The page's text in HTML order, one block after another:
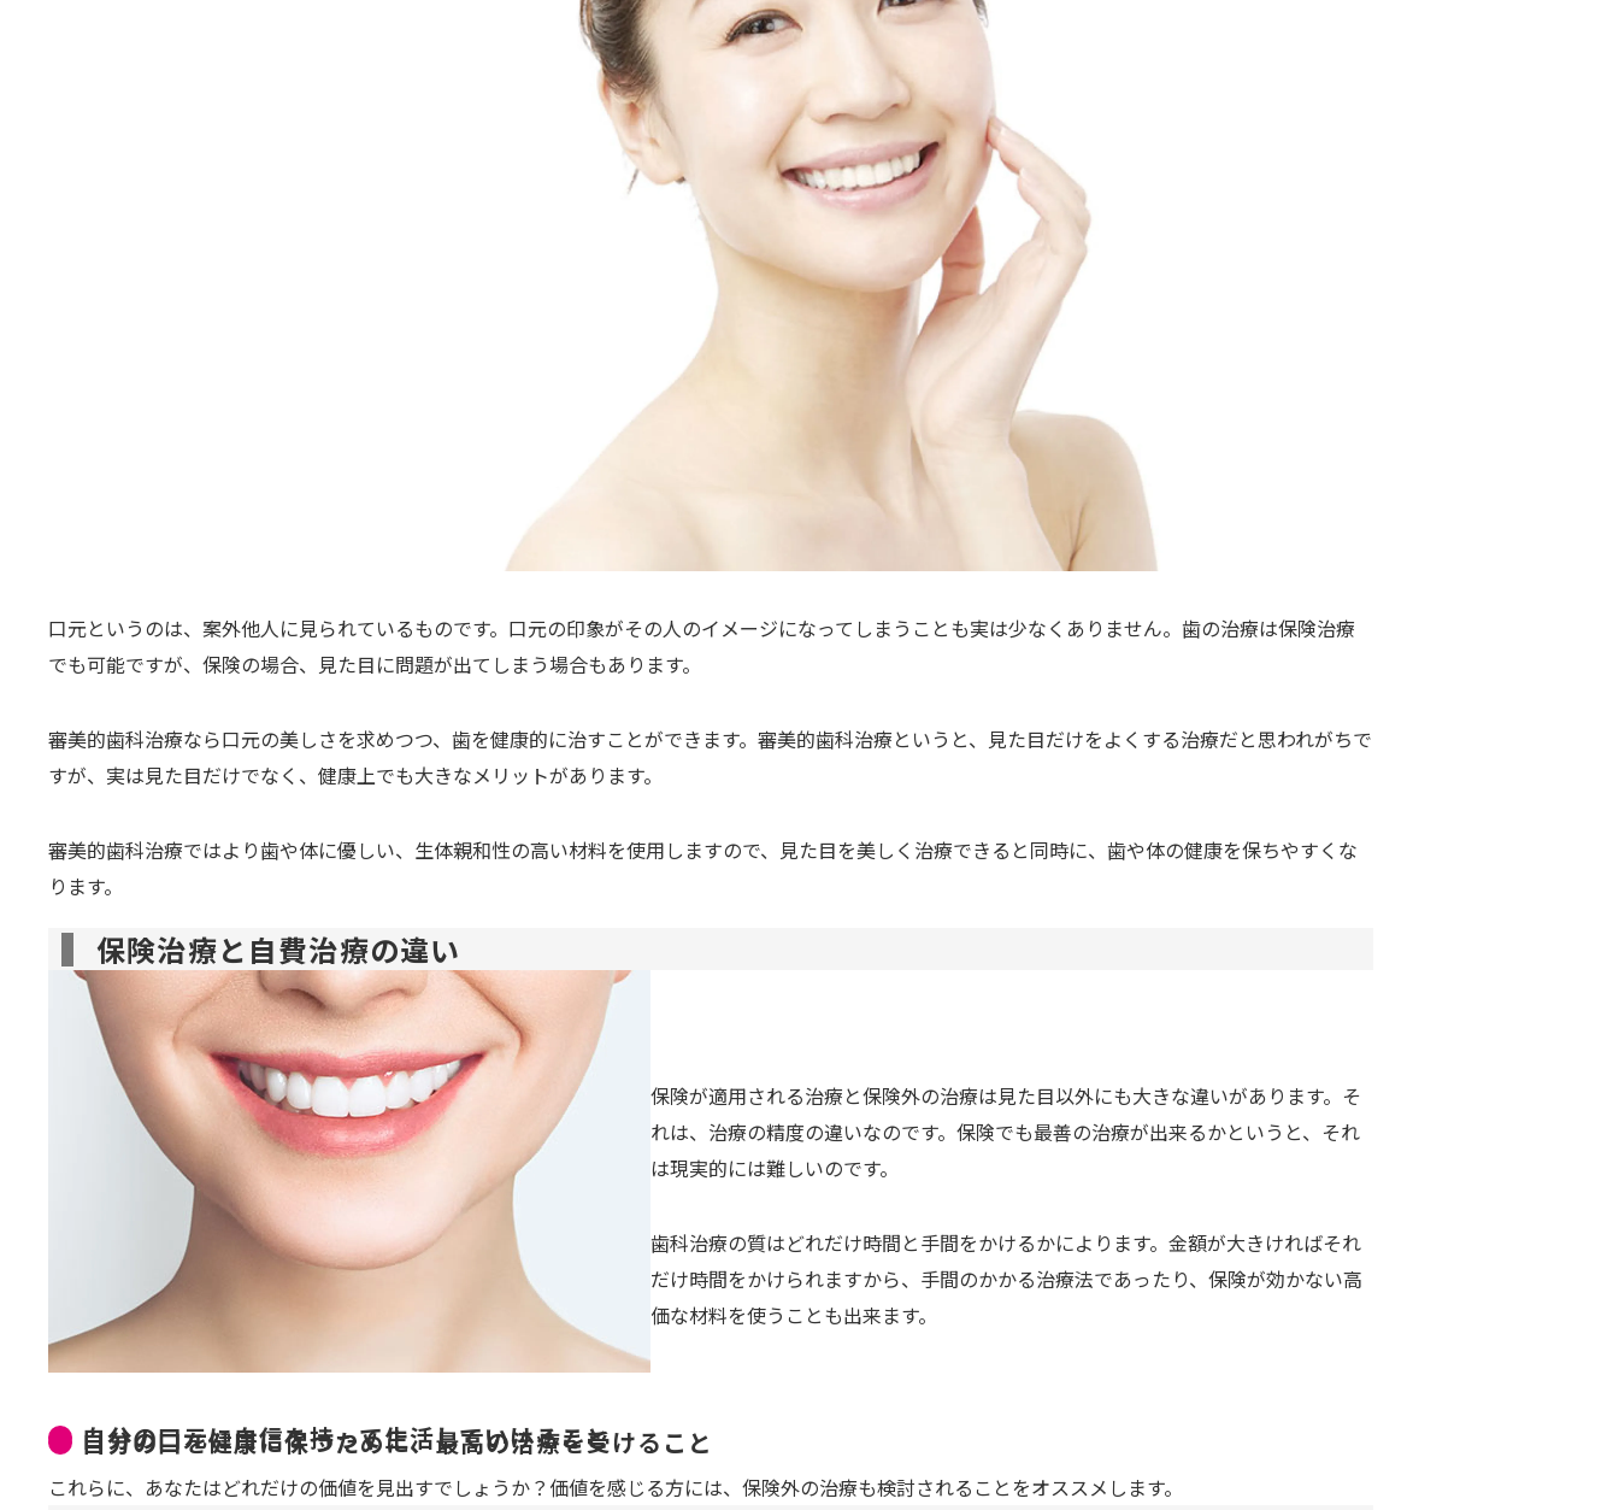
口元というのは、案外他人に見られているものです。口元の印象がその人のイメージになってしまうことも実は少なくありません。歯の治療は保険治療
でも可能ですが、保険の場合、見た目に問題が出てしまう場合もあります。
審美的歯科治療なら口元の美しさを求めつつ、歯を健康的に治すことができます。審美的歯科治療というと、見た目だけをよくする治療だと思われがちで
すが、実は見た目だけでなく、健康上でも大きなメリットがあります。
審美的歯科治療ではより歯や体に優しい、生体親和性の高い材料を使用しますので、見た目を美しく治療できると同時に、歯や体の健康を保ちやすくな
ります。
保険治療と自費治療の違い
保険が適用される治療と保険外の治療は見た目以外にも大きな違いがあります。そ
れは、治療の精度の違いなのです。保険でも最善の治療が出来るかというと、それ
は現実的には難しいのです。
歯科治療の質はどれだけ時間と手間をかけるかによります。金額が大きければそれ
だけ時間をかけられますから、手間のかかる治療法であったり、保険が効かない高
価な材料を使うことも出来ます。
自分の口元に自信を持って生活していけること
自分の口を健康に保つために、最高の治療を受けること
これらに、あなたはどれだけの価値を見出すでしょうか？価値を感じる方には、保険外の治療も検討されることをオススメします。